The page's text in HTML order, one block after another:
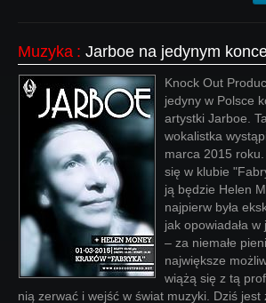
Muzyka : Jarboe na jedynym
Knock Out
jedyny w Polsce
artystki Jarboe.
wokalistka
marca 2015
się w klubie
ją będzie Helen
najpierw była
jak opowiadała
– za niemałe
największe
wiążą się z tą
nią zerwać i wejść w świat muzyki. Dziś